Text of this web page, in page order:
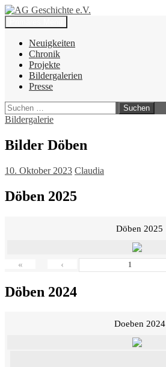
Zum
Inhalt
springen
AG Geschichte e.V.
Suchen
Neuigkeiten
Chronik
Projekte
Bildergalerien
Presse
Suchen
nach:
Bildergalerie
Bilder Döben
10. Oktober 2023 Claudia
Döben 2025
Döben 2025
« ‹
Döben 2024
Doeben 2024